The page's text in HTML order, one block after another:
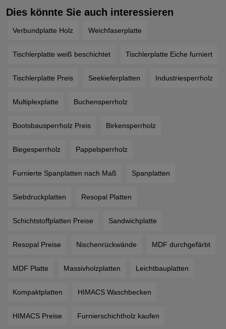
Dies könnte Sie auch interessieren
Verbundplatte Holz Weichfaserplatte
Tischlerplatte weiß beschichtet Tischlerplatte Eiche furniert
Tischlerplatte Preis Seekieferplatten Industriesperrholz
Multiplexplatte Buchensperrholz
Bootsbausperrholz Preis Birkensperrholz
Biegesperrholz Pappelsperrholz
Furnierte Spanplatten nach Maß Spanplatten
Siebdruckplatten Resopal Platten
Schichtstoffplatten Preise Sandwichplatte
Resopal Preise Nischenrückwände MDF durchgefärbt
MDF Platte Massivholzplatten Leichtbauplatten
Kompaktplatten HIMACS Waschbecken
HIMACS Preise Furnierschichtholz kaufen